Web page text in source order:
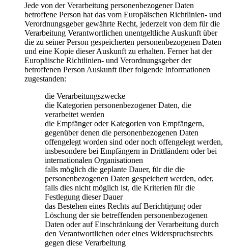
Jede von der Verarbeitung personenbezogener Daten
betroffene Person hat das vom Europäischen Richtlinien- und
Verordnungsgeber gewährte Recht, jederzeit von dem für die
Verarbeitung Verantwortlichen unentgeltliche Auskunft über
die zu seiner Person gespeicherten personenbezogenen Daten
und eine Kopie dieser Auskunft zu erhalten. Ferner hat der
Europäische Richtlinien- und Verordnungsgeber der
betroffenen Person Auskunft über folgende Informationen
zugestanden:
die Verarbeitungszwecke
die Kategorien personenbezogener Daten, die
verarbeitet werden
die Empfänger oder Kategorien von Empfängern,
gegenüber denen die personenbezogenen Daten
offengelegt worden sind oder noch offengelegt werden,
insbesondere bei Empfängern in Drittländern oder bei
internationalen Organisationen
falls möglich die geplante Dauer, für die die
personenbezogenen Daten gespeichert werden, oder,
falls dies nicht möglich ist, die Kriterien für die
Festlegung dieser Dauer
das Bestehen eines Rechts auf Berichtigung oder
Löschung der sie betreffenden personenbezogenen
Daten oder auf Einschränkung der Verarbeitung durch
den Verantwortlichen oder eines Widerspruchsrechts
gegen diese Verarbeitung